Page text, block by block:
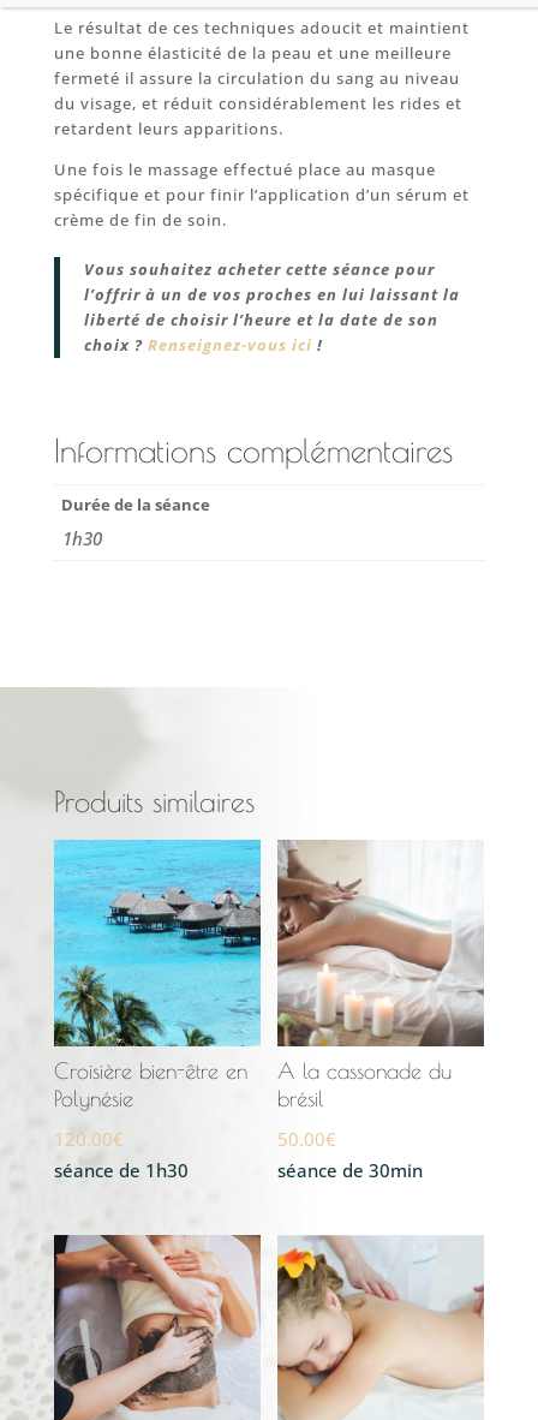
Le résultat de ces techniques adoucit et maintient
une bonne élasticité de la peau et une meilleure
fermeté il assure la circulation du sang au niveau
du visage, et réduit considérablement les rides et
retardent leurs apparitions.
Une fois le massage effectué place au masque
spécifique et pour finir l’application d’un sérum et
crème de fin de soin.
Vous souhaitez acheter cette séance pour
l’offrir à un de vos proches en lui laissant la
liberté de choisir l’heure et la date de son
choix ? Renseignez-vous ici !
Informations complémentaires
Durée de la séance
1h30
Produits similaires
Croisière bien-être en
Polynésie
120.00€
séance de 1h30
A la cassonade du
brésil
50.00€
séance de 30min